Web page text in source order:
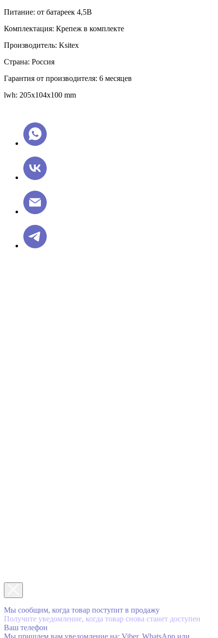
Питание: от батареек 4,5В
Комплектация: Крепеж в комплекте
Производитель: Ksitex
Страна: Россия
Гарантия от производителя: 6 месяцев
lwh: 205x104x100 mm
Мы сообщим, когда товар поступит в продажу
Получите уведомление, когда товар снова станет доступен
Ваш телефон
Мы пришлем вам уведомление на: Viber, WhatsApp или